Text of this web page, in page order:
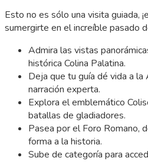
Esto no es sólo una visita guiada,
sumergirte en el increíble pasado
Admira las vistas
histórica Colina Palatina.
Deja que tu guía dé vida a la
narración experta.
Explora el emblemático
batallas de gladiadores.
Pasea por el Foro Romano,
forma a la historia.
Sube de categoría para